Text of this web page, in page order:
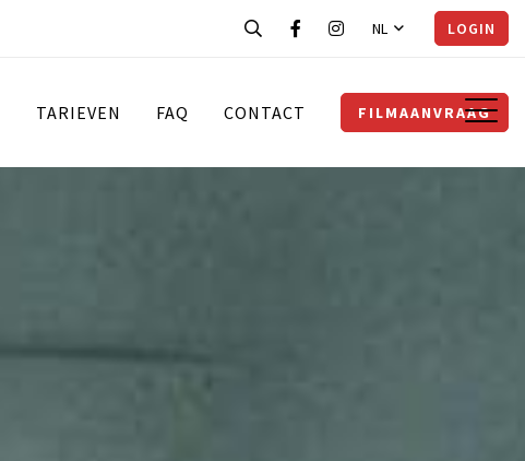
NL LOGIN
TARIEVEN FAQ CONTACT FILMAANVRAAG